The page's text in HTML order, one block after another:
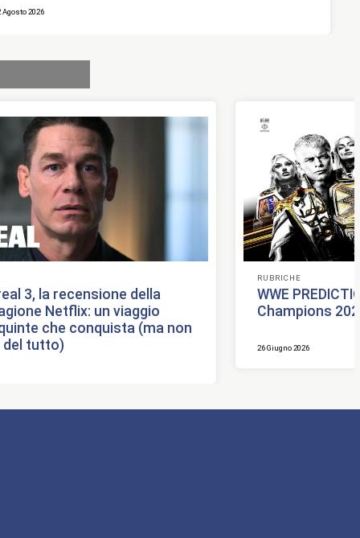
Agosto 2026
3, la recensione della
Netflix: un viaggio
che conquista (ma non
del tutto)
RUBRICHE
WWE
Champions
26 Giugno 2026